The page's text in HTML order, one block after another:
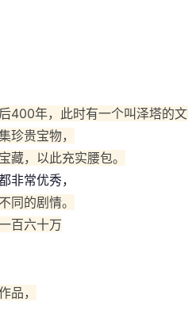
400年，此时有一个叫泽塔的
珍贵宝物，
藏，以此充实腰包。
非常优秀，
同的剧情。
百六十万
品，